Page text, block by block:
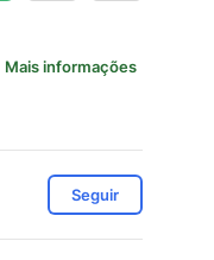
Mais informações
Seguir